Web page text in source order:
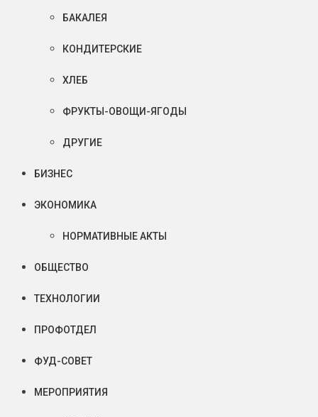
БАКАЛЕЯ
КОНДИТЕРСКИЕ
ХЛЕБ
ФРУКТЫ-ОВОЩИ-ЯГОДЫ
ДРУГИЕ
БИЗНЕС
ЭКОНОМИКА
НОРМАТИВНЫЕ АКТЫ
ОБЩЕСТВО
ТЕХНОЛОГИИ
ПРОФОТДЕЛ
ФУД-СОВЕТ
МЕРОПРИЯТИЯ